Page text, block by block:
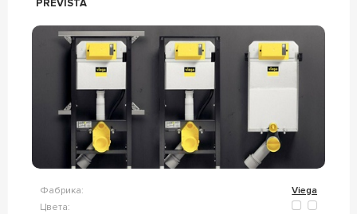
PREVISTA
Фабрика:
Viega
Цвета: